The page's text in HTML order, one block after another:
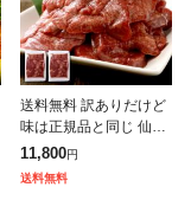
送料無料 訳ありだけど
味は正規品と同じ 仙台
名物 極厚8mm 厚切り
牛タン 1kg (500g×2) 訳
あり
11,800円
送料無料